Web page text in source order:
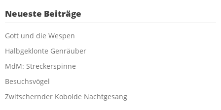
Neueste Beiträge
Gott und die Wespen
Halbgeklonte Genräuber
MdM: Streckerspinne
Besuchsvögel
Zwitschernder Kobolde Nachtgesang